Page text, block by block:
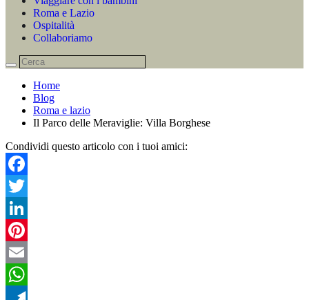
Roma e Lazio
Ospitalità
Collaboriamo
Home
Blog
Roma e lazio
Il Parco delle Meraviglie: Villa Borghese
Condividi questo articolo con i tuoi amici:
Facebook
Twitter
LinkedIn
Pinterest
Email
WhatsApp